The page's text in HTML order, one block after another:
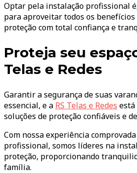
Optar pela instalação profissional
para aproveitar todos os benefícios
proteção com total confiança e
Proteja seu
Telas e Redes
Garantir a segurança de suas
essencial, e a RS Telas e Redes
soluções de proteção confiáveis e
Com nossa experiência
profissional, somos líderes na
proteção, proporcionando
família.